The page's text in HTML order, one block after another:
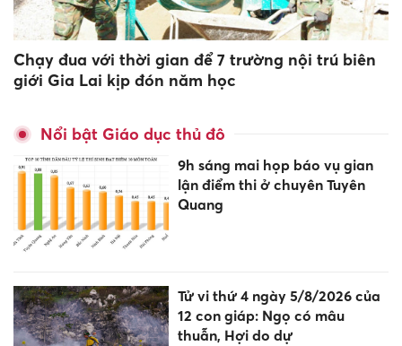
Chạy đua với thời gian để 7 trường nội trú biên
giới Gia Lai kịp đón năm học
Nổi bật Giáo dục thủ đô
9h sáng mai họp báo vụ gian
lận điểm thi ở chuyên Tuyên
Quang
Tử vi thứ 4 ngày 5/8/2026 của
12 con giáp: Ngọ có mâu
thuẫn, Hợi do dự